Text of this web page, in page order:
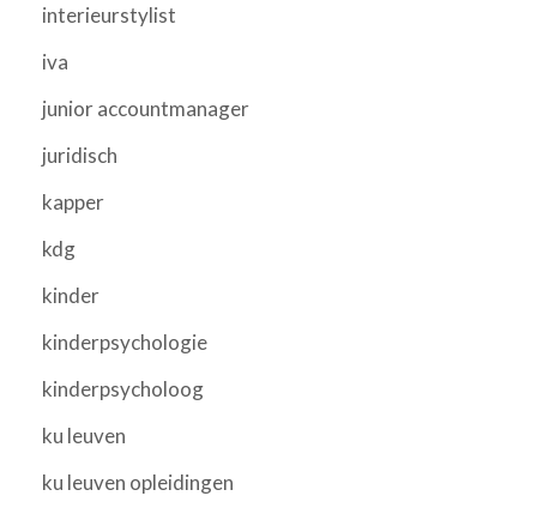
interieurstylist
iva
junior accountmanager
juridisch
kapper
kdg
kinder
kinderpsychologie
kinderpsycholoog
ku leuven
ku leuven opleidingen